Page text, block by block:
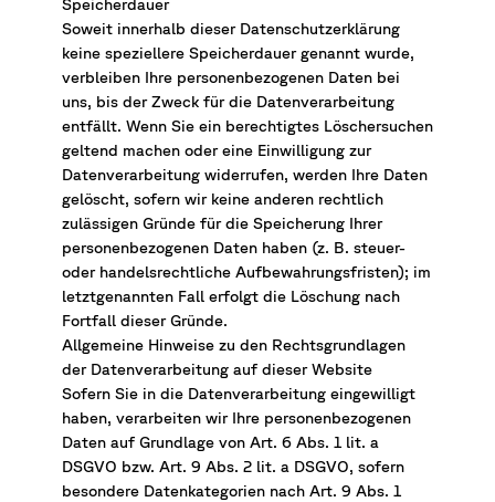
Speicherdauer
Soweit innerhalb dieser Datenschutzerklärung
keine speziellere Speicherdauer genannt wurde,
verbleiben Ihre personenbezogenen Daten bei
uns, bis der Zweck für die Datenverarbeitung
entfällt. Wenn Sie ein berechtigtes Löschersuchen
geltend machen oder eine Einwilligung zur
Datenverarbeitung widerrufen, werden Ihre Daten
gelöscht, sofern wir keine anderen rechtlich
zulässigen Gründe für die Speicherung Ihrer
personenbezogenen Daten haben (z. B. steuer-
oder handelsrechtliche Aufbewahrungsfristen); im
letztgenannten Fall erfolgt die Löschung nach
Fortfall dieser Gründe.
Allgemeine Hinweise zu den Rechtsgrundlagen
der Datenverarbeitung auf dieser Website
Sofern Sie in die Datenverarbeitung eingewilligt
haben, verarbeiten wir Ihre personenbezogenen
Daten auf Grundlage von Art. 6 Abs. 1 lit. a
DSGVO bzw. Art. 9 Abs. 2 lit. a DSGVO, sofern
besondere Datenkategorien nach Art. 9 Abs. 1